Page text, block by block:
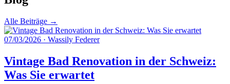
Alle Beiträge →
07/03/2026 · Wassily Federer
Vintage Bad Renovation in der Schweiz:
Was Sie erwartet